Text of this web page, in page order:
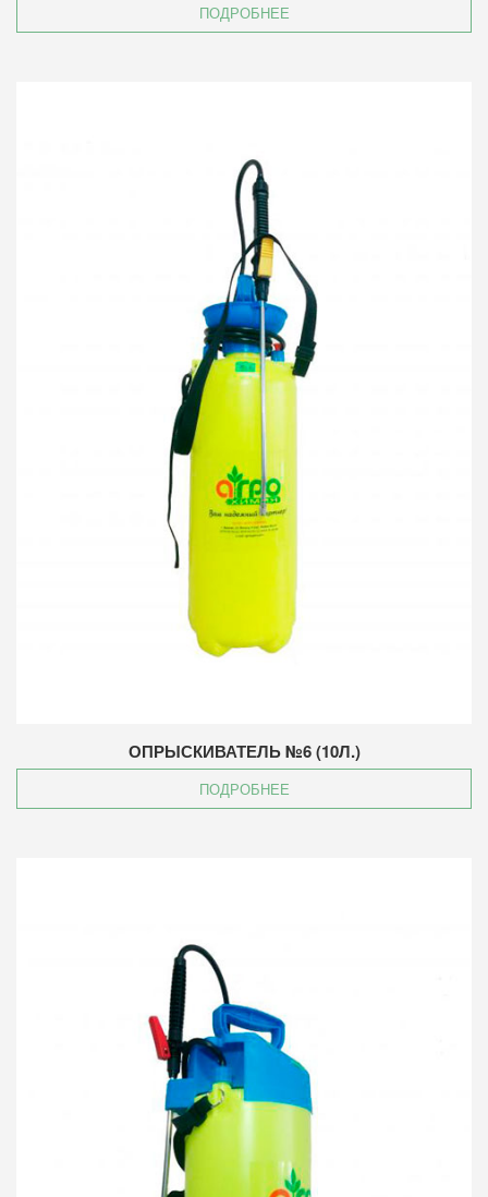
ПОДРОБНЕЕ
ОПРЫСКИВАТЕЛЬ №6 (10Л.)
ПОДРОБНЕЕ